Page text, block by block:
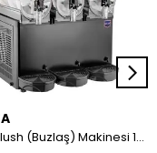
Üçlü Slush (Buzlaş) Makinesi 12+12+12 lt